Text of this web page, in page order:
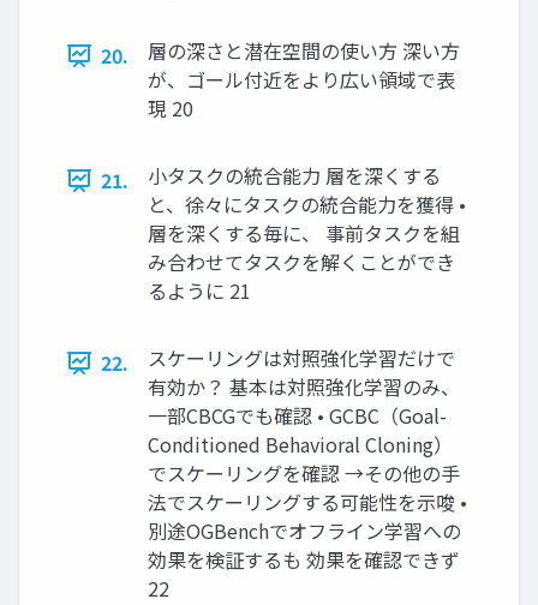
20.
層の深さと潜在空間の使い方 深い方
が、ゴール付近をより広い領域で表
現 20
21.
小タスクの統合能力 層を深くする
と、徐々にタスクの統合能力を獲得 •
層を深くする毎に、 事前タスクを組
み合わせてタスクを解くことができ
るように 21
22.
スケーリングは対照強化学習だけで
有効か？ 基本は対照強化学習のみ、
一部CBCGでも確認 • GCBC（Goal-
Conditioned Behavioral Cloning）
でスケーリングを確認 →その他の手
法でスケーリングする可能性を示唆 •
別途OGBenchでオフライン学習への
効果を検証するも 効果を確認できず
22